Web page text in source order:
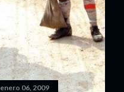
enero 06, 2009